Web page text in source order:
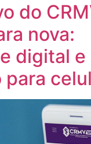
do
nova:
digital e